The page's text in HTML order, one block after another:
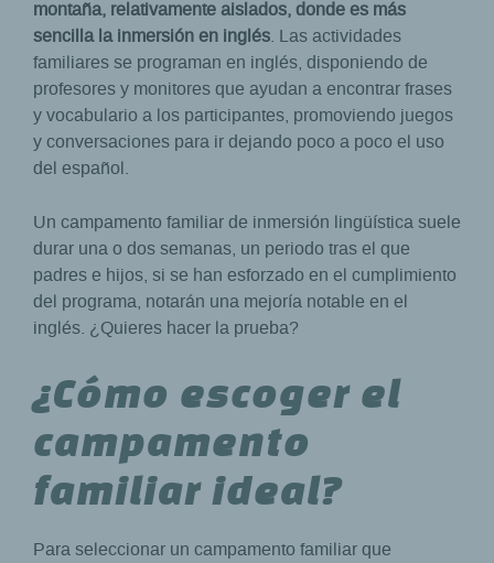
montaña, relativamente aislados, donde es más
sencilla la inmersión en inglés. Las actividades
familiares se programan en inglés, disponiendo de
profesores y monitores que ayudan a encontrar frases
y vocabulario a los participantes, promoviendo juegos
y conversaciones para ir dejando poco a poco el uso
del español.
Un campamento familiar de inmersión lingüística suele
durar una o dos semanas, un periodo tras el que
padres e hijos, si se han esforzado en el cumplimiento
del programa, notarán una mejoría notable en el
inglés. ¿Quieres hacer la prueba?
¿Cómo escoger el
campamento
familiar ideal?
Para seleccionar un campamento familiar que